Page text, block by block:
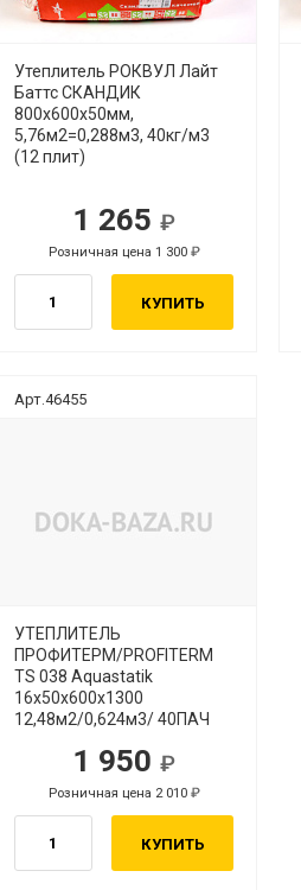
Утеплитель РОКВУЛ Лайт
Баттс СКАНДИК
800х600х50мм,
5,76м2=0,288м3, 40кг/м3
(12 плит)
1 265
Розничная цена 1 300
КУПИТЬ
Арт.46455
УТЕПЛИТЕЛЬ
ПРОФИТЕРМ/PROFITERM
TS 038 Aquastatik
16x50x600x1300
12,48м2/0,624м3/ 40ПАЧ
1 950
Розничная цена 2 010
КУПИТЬ